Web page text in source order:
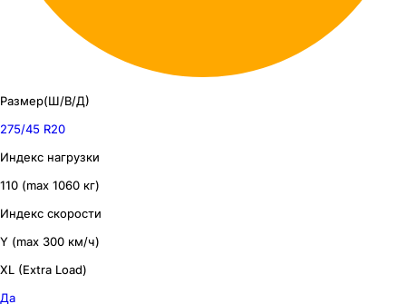
Размер(Ш/В/Д)
275/45 R20
Индекс нагрузки
110 (max 1060 кг)
Индекс скорости
Y (max 300 км/ч)
XL (Extra Load)
Да